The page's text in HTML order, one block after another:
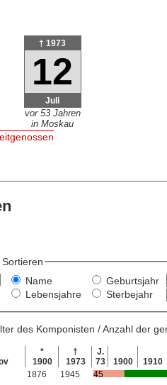
† 1973
12
Juli
vor 53 Jahren
in Moskau
Name
Lebensjahre
Geburtsjahr
Sterbejahr
des Komponisten / Anzahl der
*
1900
†
1973
J.
73
1900 1910
1876 1945
45